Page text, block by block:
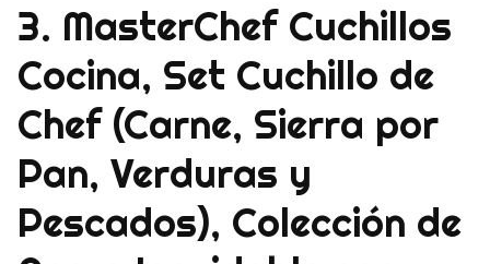
3. MasterChef Cuchillos
Cocina, Set Cuchillo de
Chef (Carne, Sierra por
Pan, Verduras y
Pescados), Colección de